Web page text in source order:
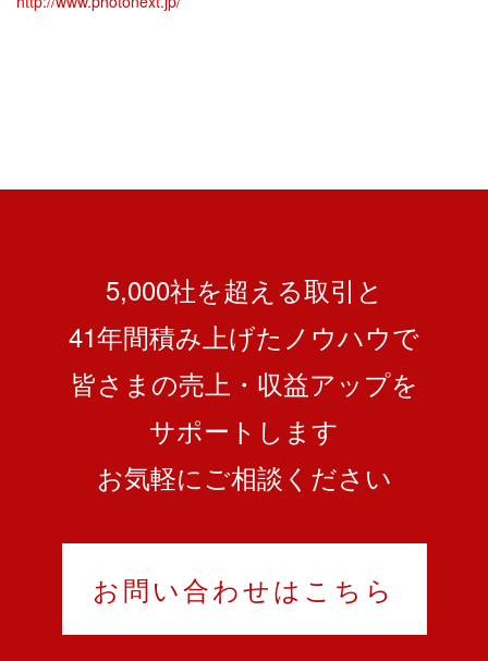
5,000社を超える取引と
41年間積み上げたノウハウで
皆さまの売上・収益アップを
サポートします
お気軽にご相談ください
お問い合わせはこちら